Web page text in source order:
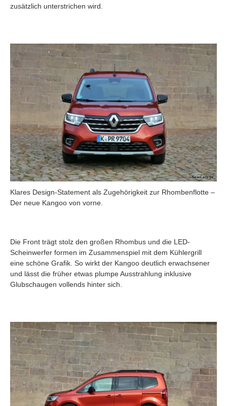
zusätzlich unterstrichen wird.
Klares Design-Statement als Zugehörigkeit zur Rhombenflotte –
Der neue Kangoo von vorne.
Die Front trägt stolz den großen Rhombus und die LED-
Scheinwerfer formen im Zusammenspiel mit dem Kühlergrill
eine schöne Grafik. So wirkt der Kangoo deutlich erwachsener
und lässt die früher etwas plumpe Ausstrahlung inklusive
Glubschaugen vollends hinter sich.